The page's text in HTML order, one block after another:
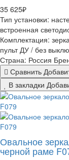
35 625₽
Тип установки:
встроенная
Комплектация:
пульт ДУ / без
Страна: Россия
Сравнить
В закладки
Овальное
черной раме